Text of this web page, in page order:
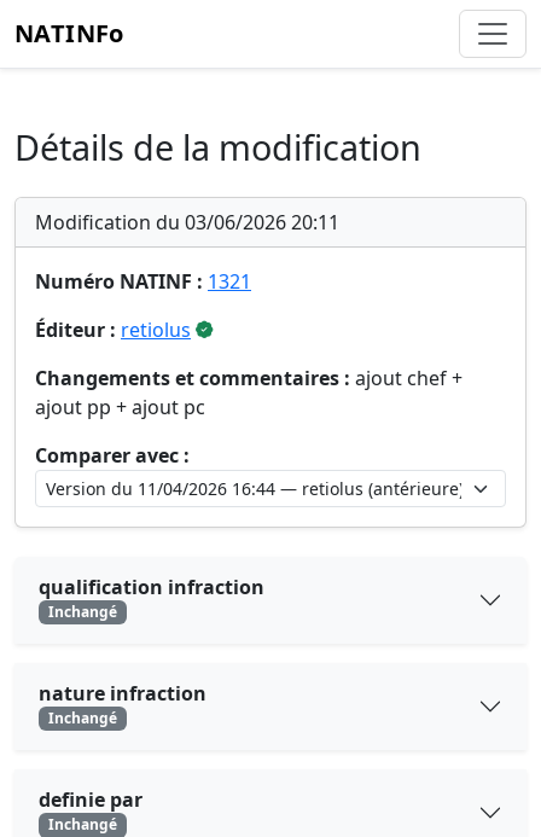
NATINFo
Détails de la modification
Modification du 03/06/2026 20:11
Numéro NATINF : 1321
Éditeur : retiolus
Changements et commentaires : ajout chef +
ajout pp + ajout pc
Comparer avec :
qualification infraction
Inchangé
nature infraction
Inchangé
definie par
Inchangé